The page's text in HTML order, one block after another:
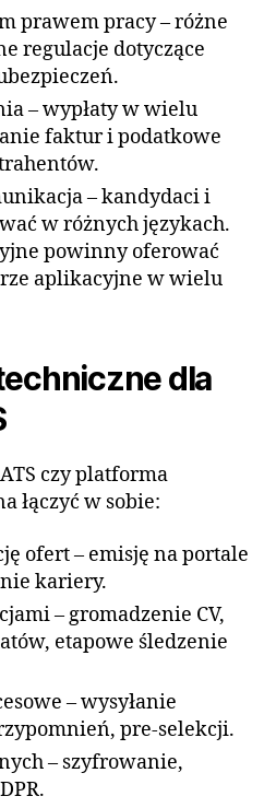
prawem pracy – różne
regulacje dotyczące
– wypłaty w wielu
faktur i podatkowe
– kandydaci i
w różnych językach.
powinny oferować
aplikacyjne w wielu
dla
czy platforma
łączyć w sobie:
ofert – emisję na portale
kariery.
– gromadzenie CV,
etapowe śledzenie
– wysyłanie
pre-selekcji.
– szyfrowanie,